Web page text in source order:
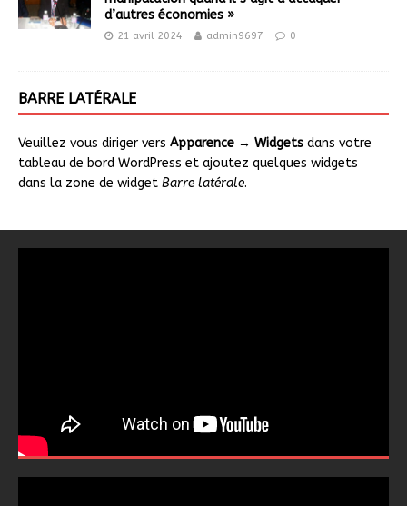
d’autres économies »
21 avril 2024 admin9697 0
BARRE LATÉRALE
Veuillez vous diriger vers Apparence → Widgets dans votre
tableau de bord WordPress et ajoutez quelques widgets
dans la zone de widget Barre latérale.